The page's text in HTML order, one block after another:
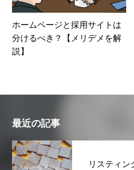
ホームページと採用サイトは
分けるべき？【メリデメを解
説】
最近の記事
リスティ